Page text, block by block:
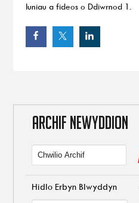
luniau a fideos o Ddiwrnod 1.
ARCHIF NEWYDDION
Hidlo Erbyn Blwyddyn